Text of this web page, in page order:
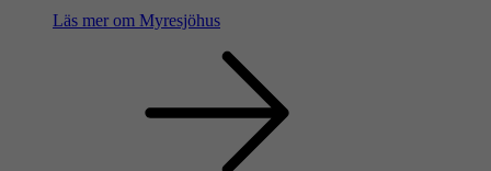
Läs mer om Myresjöhus